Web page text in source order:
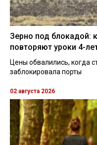
Зерно под блокадой:
повторяют уроки 4-
Цены обвалились, когда
заблокировала порты
02 августа 2026